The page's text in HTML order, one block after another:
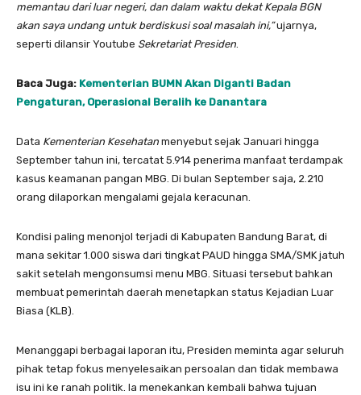
memantau dari luar negeri, dan dalam waktu dekat Kepala BGN
akan saya undang untuk berdiskusi soal masalah ini,”ujarnya,
seperti dilansir Youtube Sekretariat Presiden.
Baca Juga: Kementerian BUMN Akan Diganti Badan
Pengaturan, Operasional Beralih ke Danantara
Data Kementerian Kesehatan menyebut sejak Januari hingga
September tahun ini, tercatat 5.914 penerima manfaat terdampak
kasus keamanan pangan MBG. Di bulan September saja, 2.210
orang dilaporkan mengalami gejala keracunan.
Kondisi paling menonjol terjadi di Kabupaten Bandung Barat, di
mana sekitar 1.000 siswa dari tingkat PAUD hingga SMA/SMK jatuh
sakit setelah mengonsumsi menu MBG. Situasi tersebut bahkan
membuat pemerintah daerah menetapkan status Kejadian Luar
Biasa (KLB).
Menanggapi berbagai laporan itu, Presiden meminta agar seluruh
pihak tetap fokus menyelesaikan persoalan dan tidak membawa
isu ini ke ranah politik. Ia menekankan kembali bahwa tujuan